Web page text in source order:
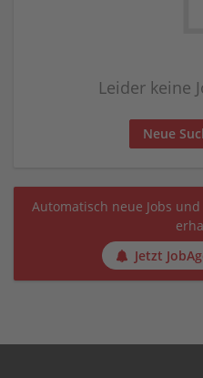
Leider keine
Neue
Automatisch neue Jobs
Jetzt